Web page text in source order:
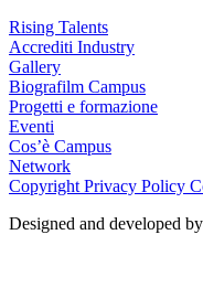
Rising Talents
Accrediti Industry
Gallery
Biografilm Campus
Progetti e formazione
Eventi
Cos’è Campus
Network
Copyright Privacy Policy
Designed and developed by